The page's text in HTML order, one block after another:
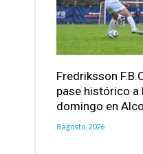
Fredriksson
pase histórico a
domingo en
8 agosto, 2026